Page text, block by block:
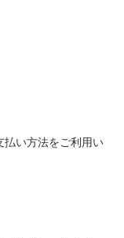
払い方法をご利用い